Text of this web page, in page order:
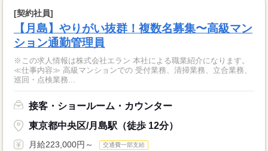
[契約社員]
【月島】やりがい抜群！複数名募集〜高級マン
ション通勤管理員
※この求人情報は株式会社エラン 本社による職業紹介になります。
≪仕事内容≫ 高級マンションでの 受付業務、清掃業務、立合業務、
巡回・点検業務...
接客・ショールーム・カウンター
東京都中央区/月島駅（徒歩 12分）
月給223,000円～ 交通費一部支給